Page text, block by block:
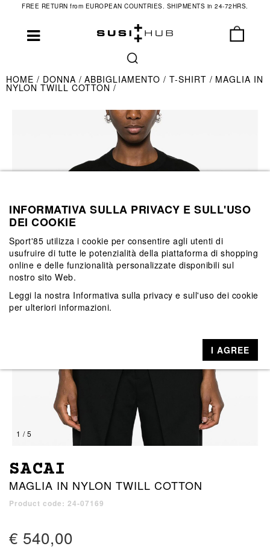
FREE RETURN from EUROPEAN COUNTRIES. SHIPMENTS in 24-72HRS.
HOME DONNA ABBIGLIAMENTO T-SHIRT MAGLIA IN
NYLON TWILL COTTON
1 / 5
SACAI
MAGLIA IN NYLON TWILL COTTON
Product code: 24-07169
€ 540,00
INFORMATIVA SULLA PRIVACY E SULL'USO
DEI COOKIE
Sport'85 utilizza i cookie per consentire agli utenti di
usufruire di tutte le potenzialità della piattaforma di shopping
online e delle funzionalità personalizzate disponibili sul
nostro sito Web.
Leggi la nostra Informativa sulla privacy e sull'uso dei cookie
per ulteriori informazioni.
I AGREE